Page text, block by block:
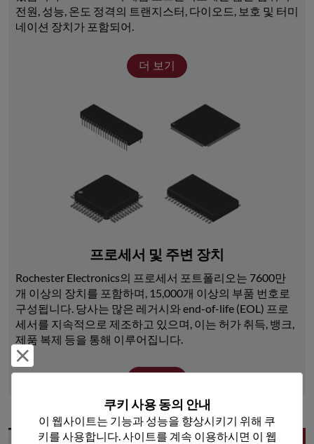
전원, 성능, 온도 정격의 트랜지스터, 다이오드, 보호 및 터미
네이션 장치가 포함되어.
더 보기
프로세서 및 주변 장치
Rochester Electronics의 프로세서 포트폴리오는 7600만
개 이상의 장치를 포함하며, 15,000개 이상의 부품 번호로
구성됩니다. 당사는 많은 레거시와 end-of-life (EOL) 프로
세서를 지속적으로 제조하고 있으며, 이는 허가 취득, 뱅크,
제품 복제 등을 통해 이루어집니다.
더 보기
쿠키 사용 동의 안내
이 웹사이트는 기능과 성능을 향상시키기 위해 쿠
키를 사용합니다. 사이트를 계속 이용하시면 이 웹